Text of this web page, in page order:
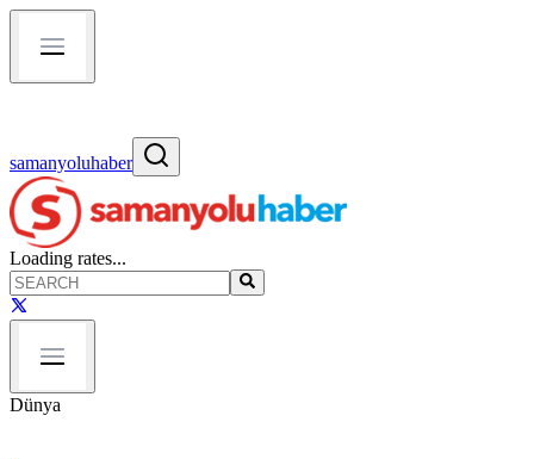
samanyoluhaber
Loading rates...
Dünya